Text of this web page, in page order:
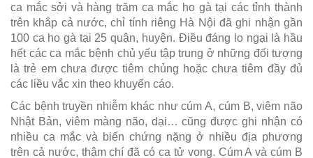
ca mắc sởi và hàng trăm ca mắc ho gà tại các tỉnh thành
trên khắp cả nước, chỉ tính riêng Hà Nội đã ghi nhận gần
100 ca ho gà tại 25 quận, huyện. Điều đáng lo ngại là hầu
hết các ca mắc bệnh chủ yếu tập trung ở những đối tượng
là trẻ em chưa được tiêm chủng hoặc chưa tiêm đầy đủ
các liều vắc xin theo khuyến cáo.
Các bệnh truyền nhiễm khác như cúm A, cúm B, viêm não
Nhật Bản, viêm màng não, dại… cũng được ghi nhận có
nhiều ca mắc và biến chứng nặng ở nhiều địa phương
trên cả nước, thậm chí đã có ca tử vong. Cúm A và cúm B